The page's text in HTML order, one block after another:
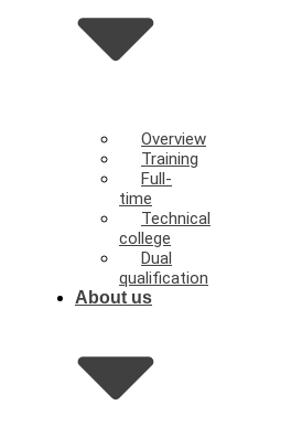
Overview
Training
Full-
time
Technical
college
Dual
qualification
About us